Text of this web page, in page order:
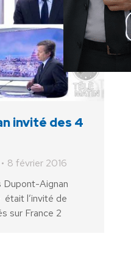
invité des 4
8 février 2016
Dupont-Aignan
l’invité de
sur France 2